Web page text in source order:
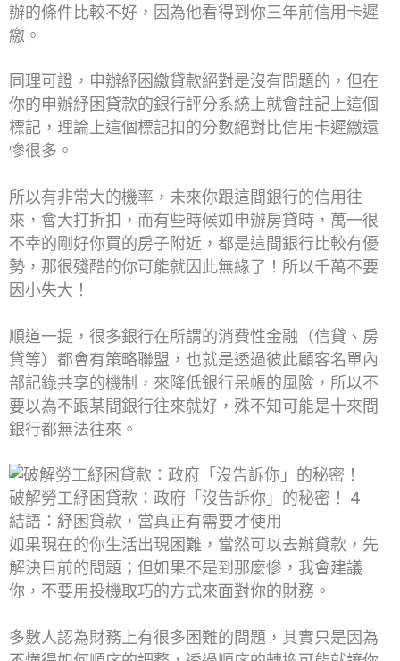
辦的條件比較不好，因為他看得到你三年前信用卡遲
繳。
同理可證，申辦紓困繳貸款絕對是沒有問題的，但在
你的申辦紓困貸款的銀行評分系統上就會註記上這個
標記，理論上這個標記扣的分數絕對比信用卡遲繳還
慘很多。
所以有非常大的機率，未來你跟這間銀行的信用往
來，會大打折扣，而有些時候如申辦房貸時，萬一很
不幸的剛好你買的房子附近，都是這間銀行比較有優
勢，那很殘酷的你可能就因此無緣了！所以千萬不要
因小失大！
順道一提，很多銀行在所謂的消費性金融（信貸、房
貸等）都會有策略聯盟，也就是透過彼此顧客名單內
部記錄共享的機制，來降低銀行呆帳的風險，所以不
要以為不跟某間銀行往來就好，殊不知可能是十來間
銀行都無法往來。
破解勞工紓困貸款：政府「沒告訴你」的秘密！ 4
結語：紓困貸款，當真正有需要才使用
如果現在的你生活出現困難，當然可以去辦貸款，先
解決目前的問題；但如果不是到那麼慘，我會建議
你，不要用投機取巧的方式來面對你的財務。
多數人認為財務上有很多困難的問題，其實只是因為